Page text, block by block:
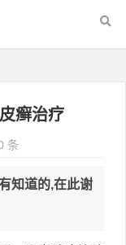
癣治疗
条
知道的,在此谢